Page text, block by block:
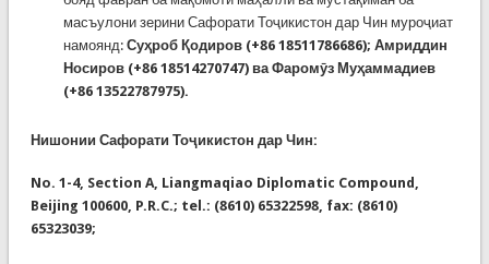
масъулони зерини Сафорати Тоҷикистон дар Чин муроҷиат
намоянд: Суҳроб Қодиров (+86 18511786686); Амриддин
Носиров (+86 18514270747) ва Фаромӯз Муҳаммадиев
(+86 13522787975).
Нишонии Сафорати Тоҷикистон дар Чин:
No. 1-4, Section A, Liangmaqiao Diplomatic Compound,
Beijing 100600, P.R.C.; tel.: (8610) 65322598, fax: (8610)
65323039;